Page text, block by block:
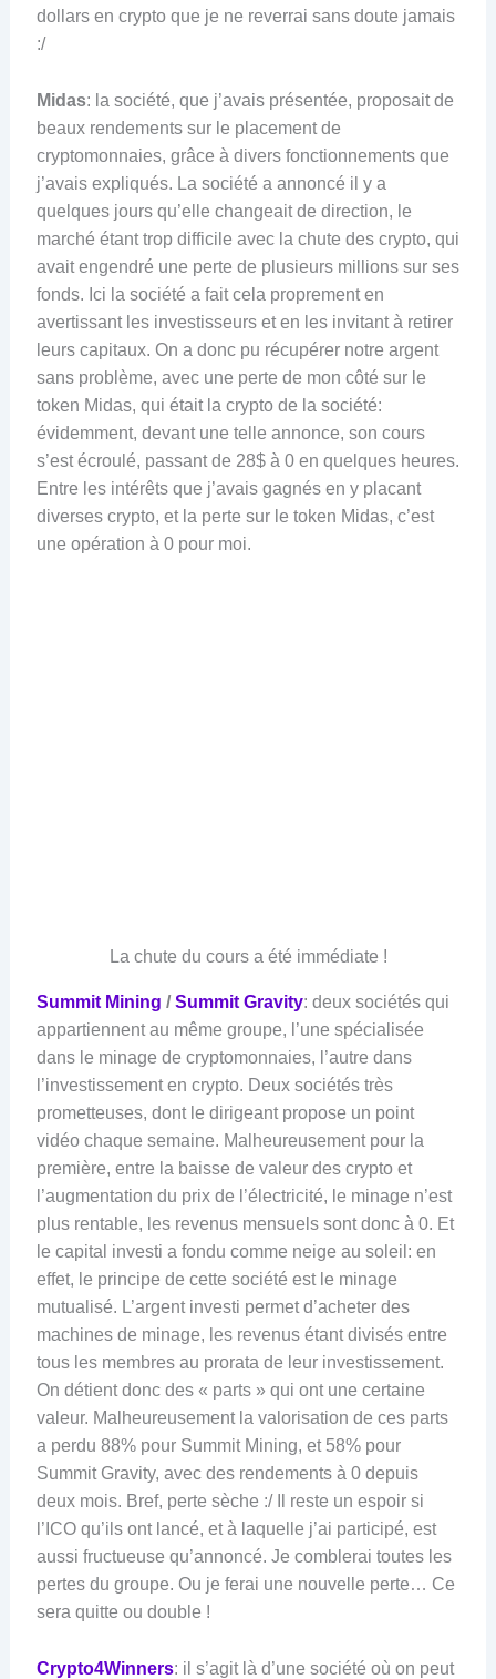
dollars en crypto que je ne reverrai sans doute jamais
:/
Midas: la société, que j’avais présentée, proposait de
beaux rendements sur le placement de
cryptomonnaies, grâce à divers fonctionnements que
j’avais expliqués. La société a annoncé il y a
quelques jours qu’elle changeait de direction, le
marché étant trop difficile avec la chute des crypto, qui
avait engendré une perte de plusieurs millions sur ses
fonds. Ici la société a fait cela proprement en
avertissant les investisseurs et en les invitant à retirer
leurs capitaux. On a donc pu récupérer notre argent
sans problème, avec une perte de mon côté sur le
token Midas, qui était la crypto de la société:
évidemment, devant une telle annonce, son cours
s’est écroulé, passant de 28$ à 0 en quelques heures.
Entre les intérêts que j’avais gagnés en y placant
diverses crypto, et la perte sur le token Midas, c’est
une opération à 0 pour moi.
La chute du cours a été immédiate !
Summit Mining /Summit Gravity: deux sociétés qui
appartiennent au même groupe, l’une spécialisée
dans le minage de cryptomonnaies, l’autre dans
l’investissement en crypto. Deux sociétés très
prometteuses, dont le dirigeant propose un point
vidéo chaque semaine. Malheureusement pour la
première, entre la baisse de valeur des crypto et
l’augmentation du prix de l’électricité, le minage n’est
plus rentable, les revenus mensuels sont donc à 0. Et
le capital investi a fondu comme neige au soleil: en
effet, le principe de cette société est le minage
mutualisé. L’argent investi permet d’acheter des
machines de minage, les revenus étant divisés entre
tous les membres au prorata de leur investissement.
On détient donc des « parts » qui ont une certaine
valeur. Malheureusement la valorisation de ces parts
a perdu 88% pour Summit Mining, et 58% pour
Summit Gravity, avec des rendements à 0 depuis
deux mois. Bref, perte sèche :/ Il reste un espoir si
l’ICO qu’ils ont lancé, et à laquelle j’ai participé, est
aussi fructueuse qu’annoncé. Je comblerai toutes les
pertes du groupe. Ou je ferai une nouvelle perte… Ce
sera quitte ou double !
Crypto4Winners: il s’agit là d’une société où on peut